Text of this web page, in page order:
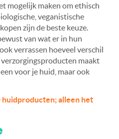
mogelijk maken om ethisch
veganistische
zijn de beste keuze.
van wat er in hun
verrassen hoeveel verschil
maakt
voor je huid, maar ook
huidproducten; alleen het